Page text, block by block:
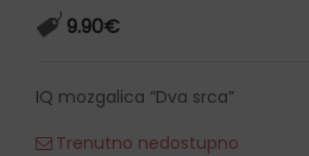
9.90€
IQ mozgalica “Dva srca”
Trenutno nedostupno